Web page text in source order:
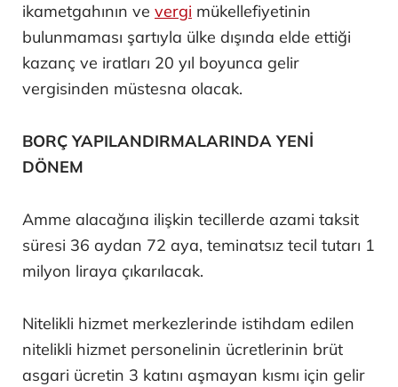
ikametgahının ve vergi mükellefiyetinin
bulunmaması şartıyla ülke dışında elde ettiği
kazanç ve iratları 20 yıl boyunca gelir
vergisinden müstesna olacak.
BORÇ YAPILANDIRMALARINDA YENİ
DÖNEM
Amme alacağına ilişkin tecillerde azami taksit
süresi 36 aydan 72 aya, teminatsız tecil tutarı 1
milyon liraya çıkarılacak.
Nitelikli hizmet merkezlerinde istihdam edilen
nitelikli hizmet personelinin ücretlerinin brüt
asgari ücretin 3 katını aşmayan kısmı için gelir